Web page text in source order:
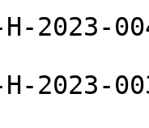
2023-
2023-